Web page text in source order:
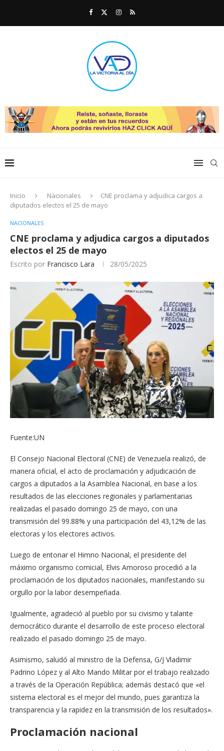
Inicio Nacionales
CNE proclama y adjudica cargos a
diputados electos el 25 de mayo
NACIONALES
CNE proclama y adjudica cargos a diputados
electos el 25 de mayo
Escrito por Francisco Lara 28/05/2025
Fuente:UN
El Consejo Nacional Electoral (CNE) de Venezuela realizó, de
manera oficial, el acto de proclamación y adjudicación de
cargos a diputados a la Asamblea Nacional, en base a los
resultados de las elecciones regionales y parlamentarias
realizadas el pasado domingo 25 de mayo, con una
transmisión del 99.88% y una participación del 43,12% de las
electoras y los electores activos.
Luego de entonar el Himno Nacional, el presidente del
máximo organismo comicial, Elvis Amoroso procedió a la
proclamación de los diputados nacionales, manifestando su
orgullo por la labor desempeñada.
Igualmente, agradeció al pueblo por su civismo y talante
democrático durante el desarrollo de este proceso electoral
realizado el pasado domingo 25 de mayo.
Asimismo, saludó al ministro de la Defensa, G/J Vladimir
Padrino López y al Alto Mando Militar por el trabajo realizado
a través de la Operación República; además destacó que «el
sistema electoral es el mejor del mundo, pues garantiza la
transparencia y la rapidez en la transmisión de los resultados».
Proclamación nacional